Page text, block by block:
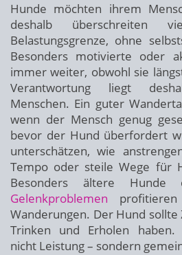
Hunde möchten ihrem
deshalb überschreiten
Belastungsgrenze, ohne
Besonders motivierte oder
immer weiter, obwohl sie
Verantwortung liegt
Menschen. Ein guter
wenn der Mensch genug
bevor der Hund überfordert
unterschätzen, wie
Tempo oder steile Wege für
Besonders ältere
Gelenkproblemen
Wanderungen. Der Hund sollte
Trinken und Erholen haben.
nicht Leistung – sondern